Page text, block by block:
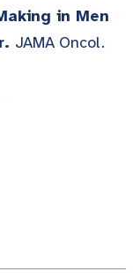
in Men
JAMA Oncol.